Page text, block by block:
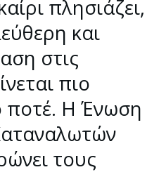
πλησιάζει,
και
στις
πιο
ποτέ. Η Ένωση
τους